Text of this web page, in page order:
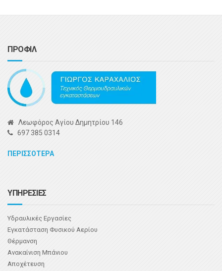
ΠΡΟΦΙΛ
Λεωφόρος Αγίου Δημητρίου 146
697 385 0314
ΠΕΡΙΣΣΟΤΕΡΑ
ΥΠΗΡΕΣΙΕΣ
Υδραυλικές Εργασίες
Εγκατάσταση Φυσικού Αερίου
Θέρμανση
Ανακαίνιση Μπάνιου
Αποχέτευση